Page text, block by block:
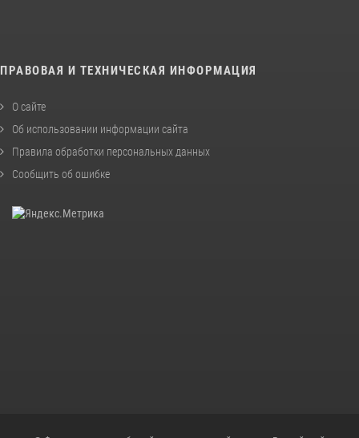
ПРАВОВАЯ И ТЕХНИЧЕСКАЯ ИНФОРМАЦИЯ
О сайте
Об использовании информации сайта
Правила обработки персональных данных
Сообщить об ошибке